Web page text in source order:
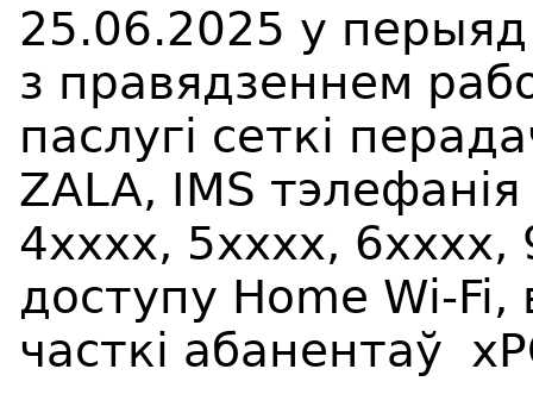
25.06.2025 у перыяд
з правядзеннем
паслугі сеткі
ZALA, IMS
4хххх, 5хххх, 6хххх,
доступу Home Wi-
часткі абанентаў